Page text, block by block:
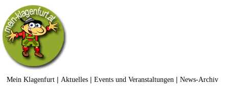
Mein Klagenfurt | Aktuelles |Events und Veranstaltungen |News-Archiv